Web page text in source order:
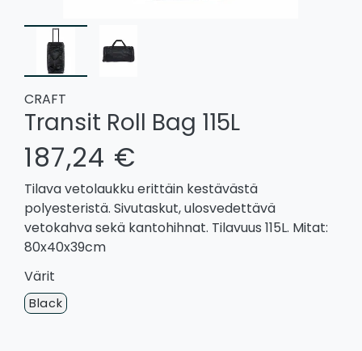
CRAFT
Transit Roll Bag 115L
187,24 €
Tilava vetolaukku erittäin kestävästä
polyesteristä. Sivutaskut, ulosvedettävä
vetokahva sekä kantohihnat. Tilavuus 115L. Mitat:
80x40x39cm
Värit
Black